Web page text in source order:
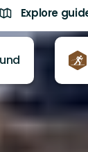
Explore